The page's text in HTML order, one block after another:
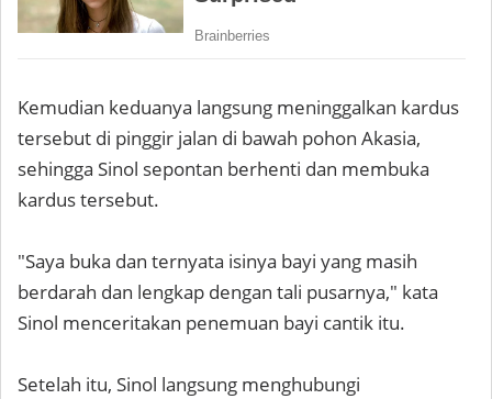
Kemudian keduanya langsung meninggalkan kardus
tersebut di pinggir jalan di bawah pohon Akasia,
sehingga Sinol sepontan berhenti dan membuka
kardus tersebut.
"Saya buka dan ternyata isinya bayi yang masih
berdarah dan lengkap dengan tali pusarnya," kata
Sinol menceritakan penemuan bayi cantik itu.
Setelah itu, Sinol langsung menghubungi